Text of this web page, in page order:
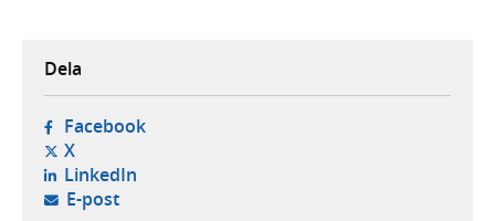
Dela
Facebook- öppnas i ny flik, extern webbplats,
X- öppnas i ny flik, extern webbplats,
LinkedIn- öppnas i ny flik, extern webbplats,
E-post- öppnar din e-postklient,